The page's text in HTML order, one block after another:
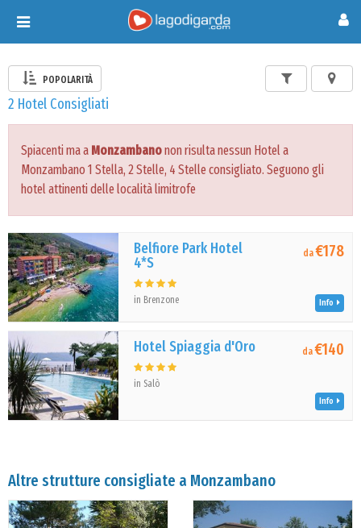
Toggle
navigation
POPOLARITÀ
2 Hotel Consigliati
Spiacenti ma a Monzambanonon risulta nessun Hotel a
Monzambano 1 Stella, 2 Stelle, 4 Stelle consigliato. Seguono gli
hotel attinenti delle località limitrofe
Belfiore Park Hotel
4*S
in Brenzone
da€178
Info
Hotel Spiaggia d'Oro
in Salò
da€140
Info
Altre strutture consigliate a Monzambano